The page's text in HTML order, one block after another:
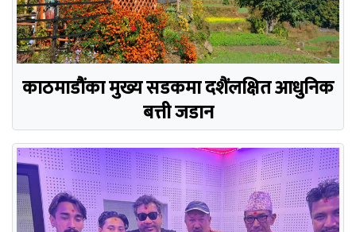
काठमाडौंका मुख्य सडकमा दशैंलक्षित आधुनिक
बत्ती जडान